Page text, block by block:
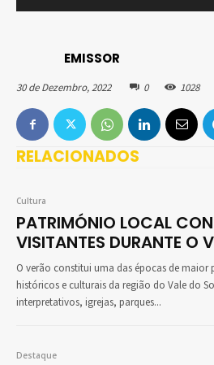
EMISSOR
30 de Dezembro, 2022 0 1028
RELACIONADOS
Cultura
PATRIMÓNIO LOCAL
VISITANTES DURANTE O
O verão constitui uma das épocas de maior
históricos e culturais da região do Vale do
interpretativos, igrejas, parques...
Destaque